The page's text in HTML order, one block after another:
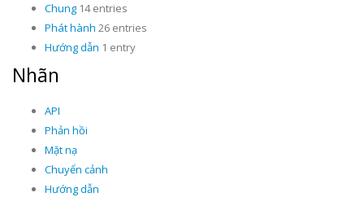
Chung 14 entries
Phát hành 26 entries
Hướng dẫn 1 entry
Nhãn
API
Phản hồi
Mặt nạ
Chuyển cảnh
Hướng dẫn